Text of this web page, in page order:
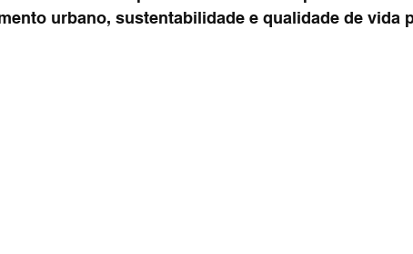
urbano, sustentabilidade e qualidade de vida